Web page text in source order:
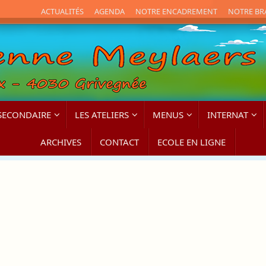
ACTUALITÉS AGENDA NOTRE ENCADREMENT NOTRE
LES ATELIERS MENUS INTERNAT
ARCHIVES CONTACT ECOLE EN LIGNE